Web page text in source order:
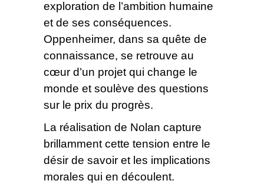
exploration de l’ambition humaine
et de ses conséquences.
Oppenheimer, dans sa quête de
connaissance, se retrouve au
cœur d’un projet qui change le
monde et soulève des questions
sur le prix du progrès.
La réalisation de Nolan capture
brillamment cette tension entre le
désir de savoir et les implications
morales qui en découlent.